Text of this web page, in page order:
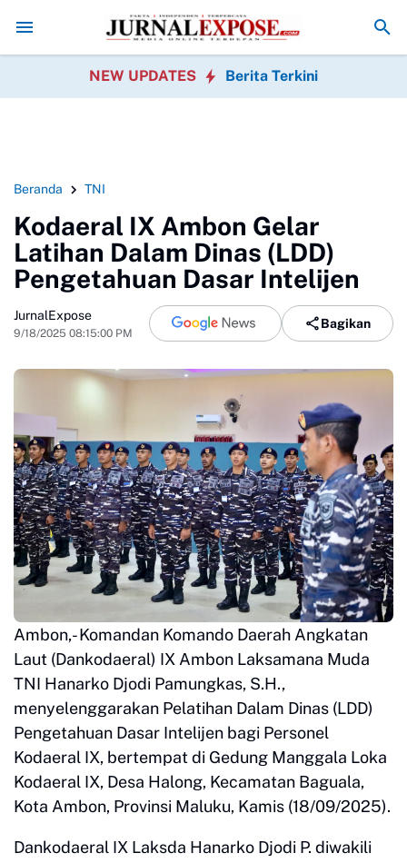
Warga Sobang Gotong Royong Sambut HUT Ke-81 Republik
NEW UPDATES Berita Terkini
Beranda TNI
Kodaeral IX Ambon Gelar
Latihan Dalam Dinas (LDD)
Pengetahuan Dasar Intelijen
JurnalExpose
9/18/2025 08:15:00 PM
Bagikan
Ambon,- Komandan Komando Daerah Angkatan
Laut (Dankodaeral) IX Ambon Laksamana Muda
TNI Hanarko Djodi Pamungkas, S.H.,
menyelenggarakan Pelatihan Dalam Dinas (LDD)
Pengetahuan Dasar Intelijen bagi Personel
Kodaeral IX, bertempat di Gedung Manggala Loka
Kodaeral IX, Desa Halong, Kecamatan Baguala,
Kota Ambon, Provinsi Maluku, Kamis (18/09/2025).
Dankodaeral IX Laksda Hanarko Djodi P. diwakili